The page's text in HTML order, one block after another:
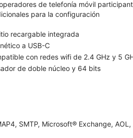
de telefonía móvil
para la configuración
recargable integrada
a USB-C
con redes wifi de 2.4 GHz y 5
de doble núcleo y 64 bits
SMTP, Microsoft® Exchange, AOL,